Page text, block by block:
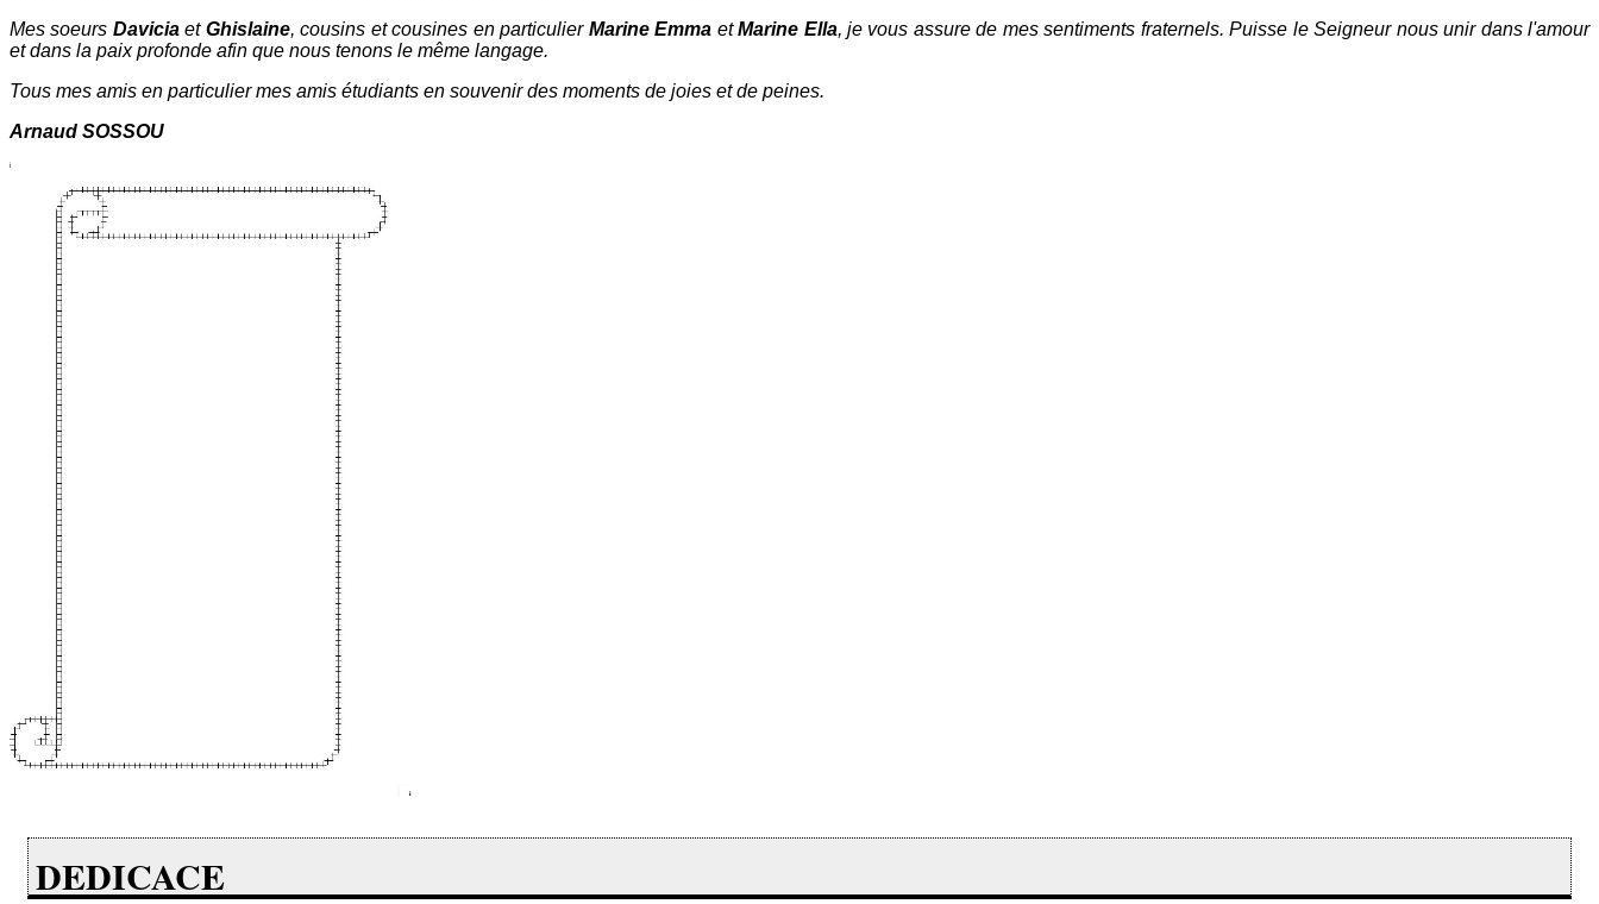
Mes soeurs Daviciaet Ghislaine, cousins et cousines en particulier Marine Emma etMarine Ella, je vous assure de mes sentiments fraternels. Puisse le Seigneur nous unir dans l'amour
et dans la paix profonde afin que nous tenons le même langage.
Tous mes amis en particulier mes amis étudiants en souvenir des moments de joies et de peines.
Arnaud SOSSOU
DEDICACE